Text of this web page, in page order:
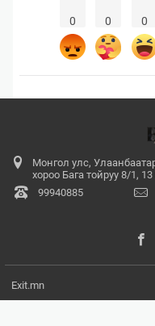
0 0 0
Монгол улс,
хороо Бага тойруу 8/1,
99940885
Exit.mn